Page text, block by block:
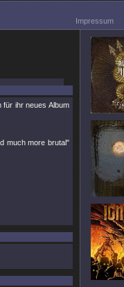
Impressum
für ihr neues Album
much more brutal"